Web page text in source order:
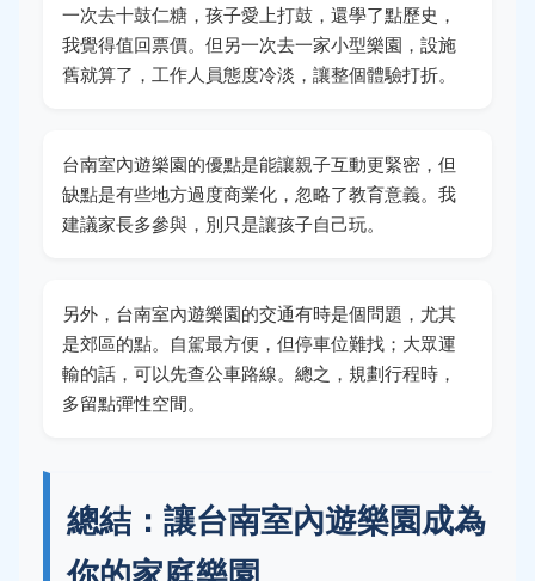
一次去十鼓仁糖，孩子愛上打鼓，還學了點歷史，
我覺得值回票價。但另一次去一家小型樂園，設施
舊就算了，工作人員態度冷淡，讓整個體驗打折。
台南室內遊樂園的優點是能讓親子互動更緊密，但
缺點是有些地方過度商業化，忽略了教育意義。我
建議家長多參與，別只是讓孩子自己玩。
另外，台南室內遊樂園的交通有時是個問題，尤其
是郊區的點。自駕最方便，但停車位難找；大眾運
輸的話，可以先查公車路線。總之，規劃行程時，
多留點彈性空間。
總結：讓台南室內遊樂園成為